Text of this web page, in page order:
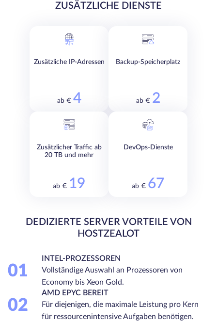
ZUSÄTZLICHE DIENSTE
Zusätzliche IP-Adressen
ab € 4
Backup-Speicherplatz
ab € 2
Zusätzlicher Traffic ab
20 TB und mehr
ab € 19
DevOps-Dienste
ab € 67
DEDIZIERTE SERVER VORTEILE VON
HOSTZEALOT
01
INTEL-PROZESSOREN
Vollständige Auswahl an Prozessoren von
Economy bis Xeon Gold.
02
AMD EPYC BEREIT
Für diejenigen, die maximale Leistung pro Kern
für ressourcenintensive Aufgaben benötigen.